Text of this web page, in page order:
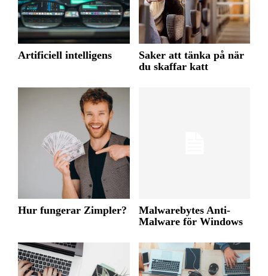
Artificiell intelligens
Saker att tänka på när
du skaffar katt
Hur fungerar Zimpler?
Malwarebytes Anti-
Malware för Windows